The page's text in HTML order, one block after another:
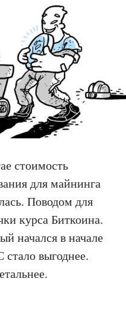
стоимость
для майнинга
Поводом для
курса Биткоина.
начался в начале
стало выгоднее.